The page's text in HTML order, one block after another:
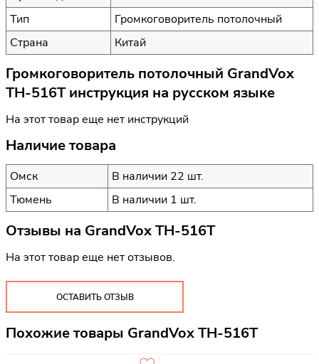
Тип
Громкоговоритель потолочный
Страна
Китай
Громкоговоритель потолочный GrandVox
TH-516T инструкция на русском языке
На этот товар еще нет инструкций
Наличие товара
Омск
В наличии 22 шт.
Тюмень
В наличии 1 шт.
Отзывы на GrandVox TH-516T
На этот товар еще нет отзывов.
ОСТАВИТЬ ОТЗЫВ
Похожие товары GrandVox TH-516T